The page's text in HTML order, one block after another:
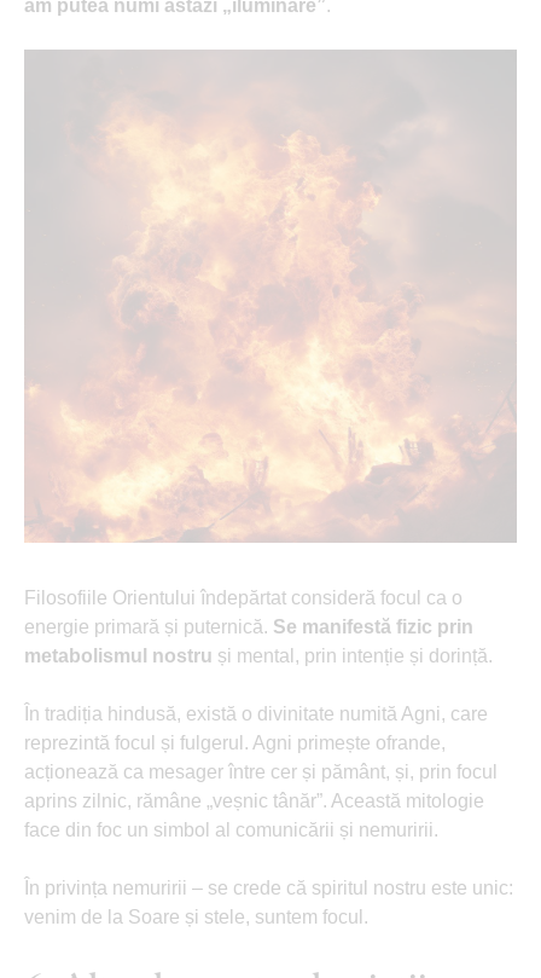
am putea numi astăzi „iluminare”.
Filosofiile Orientului îndepărtat consideră focul ca o
energie primară și puternică. Se manifestă fizic prin
metabolismul nostru și mental, prin intenție și dorință.
În tradiția hindusă, există o divinitate numită Agni, care
reprezintă focul și fulgerul. Agni primește ofrande,
acționează ca mesager între cer și pământ, și, prin focul
aprins zilnic, rămâne „veșnic tânăr”. Această mitologie
face din foc un simbol al comunicării și nemuririi.
În privința nemuririi – se crede că spiritul nostru este unic:
venim de la Soare și stele, suntem focul.